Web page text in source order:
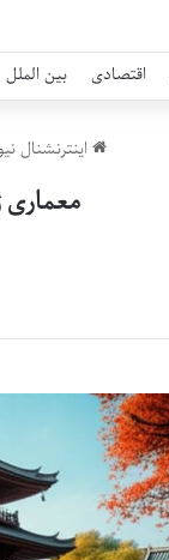
اقتصادی بین الملل
اینترنشنال